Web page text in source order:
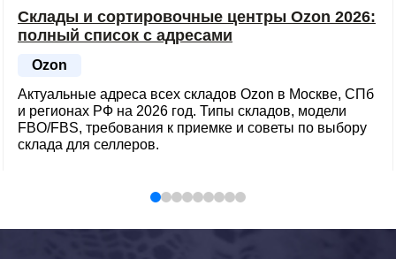
Склады и сортировочные центры Ozon 2026:
полный список с адресами
Ozon
Актуальные адреса всех складов Ozon в Москве, СПб
и регионах РФ на 2026 год. Типы складов, модели
FBO/FBS, требования к приемке и советы по выбору
склада для селлеров.